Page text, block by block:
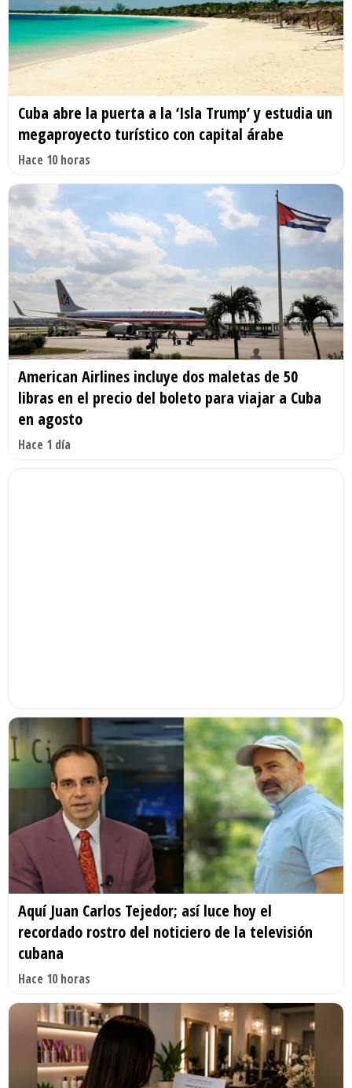
Cuba abre la puerta a la ‘Isla Trump’ y estudia un
megaproyecto turístico con capital árabe
Hace 10 horas
American Airlines incluye dos maletas de 50
libras en el precio del boleto para viajar a Cuba
en agosto
Hace 1 día
Aquí Juan Carlos Tejedor; así luce hoy el
recordado rostro del noticiero de la televisión
cubana
Hace 10 horas